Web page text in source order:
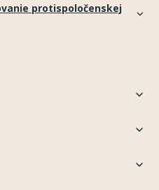
protispoločenskej